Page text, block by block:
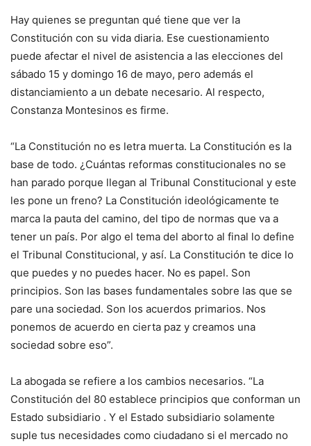
Hay quienes se preguntan qué tiene que ver la
Constitución con su vida diaria. Ese cuestionamiento
puede afectar el nivel de asistencia a las elecciones del
sábado 15 y domingo 16 de mayo, pero además el
distanciamiento a un debate necesario. Al respecto,
Constanza Montesinos es firme.
“La Constitución no es letra muerta. La Constitución es la
base de todo. ¿Cuántas reformas constitucionales no se
han parado porque llegan al Tribunal Constitucional y este
les pone un freno? La Constitución ideológicamente te
marca la pauta del camino, del tipo de normas que va a
tener un país. Por algo el tema del aborto al final lo define
el Tribunal Constitucional, y así. La Constitución te dice lo
que puedes y no puedes hacer. No es papel. Son
principios. Son las bases fundamentales sobre las que se
pare una sociedad. Son los acuerdos primarios. Nos
ponemos de acuerdo en cierta paz y creamos una
sociedad sobre eso”.
La abogada se refiere a los cambios necesarios. “La
Constitución del 80 establece principios que conforman un
Estado subsidiario . Y el Estado subsidiario solamente
suple tus necesidades como ciudadano si el mercado no